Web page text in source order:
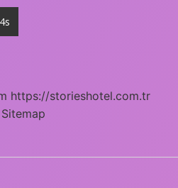
https://storieshotel.com.tr
Sitemap